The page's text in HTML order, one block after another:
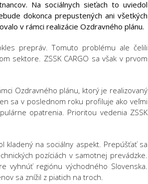
Na sociálnych sieťach to uviedol
dokonca prepustených ani všetkých
v rámci realizácie Ozdravného plánu.
prepráv. Tomuto problému ale čelili
sektore. ZSSK CARGO sa však v prvom
Ozdravného plánu, ktorý je realizovaný
sa v poslednom roku profiluje ako veľmi
opatrenia. Prioritou vedenia ZSSK
kladený na sociálny aspekt. Prepúšťať sa
pozíciách v samotnej prevádzke.
vyhnúť regiónu východného Slovenska.
sa znížil z piatich na troch.